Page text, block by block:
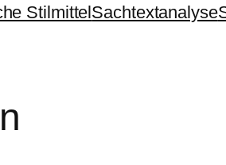
StilmittelSachtextanalyse